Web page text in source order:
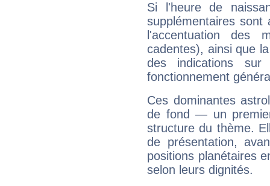
Si l'heure de
supplémentaires sont
l'accentuation des
cadentes), ainsi que
des indications sur
fonctionnement
Ces dominantes
de fond — un
structure du thème.
de présentation,
positions planétaires
selon leurs dignités.